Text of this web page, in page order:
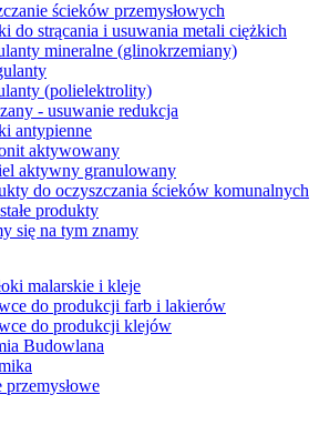
ścieków przemysłowych
do strącania i usuwania metali ciężkich
mineralne (glinokrzemiany)
(polielektrolity)
- usuwanie redukcja
antypienne
aktywowany
aktywny granulowany
do oczyszczania ścieków komunalnych
produkty
się na tym znamy
malarskie i kleje
do produkcji farb i lakierów
do produkcji klejów
Budowlana